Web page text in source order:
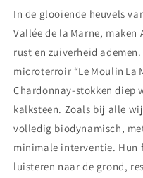
In de glooiende heuvels
Vallée de la Marne,
rust en zuiverheid
microterroir “Le Moulin La
Chardonnay‑stokken diep
kalksteen. Zoals bij alle
volledig biodynamisch,
minimale interventie. Hun
luisteren naar de grond,